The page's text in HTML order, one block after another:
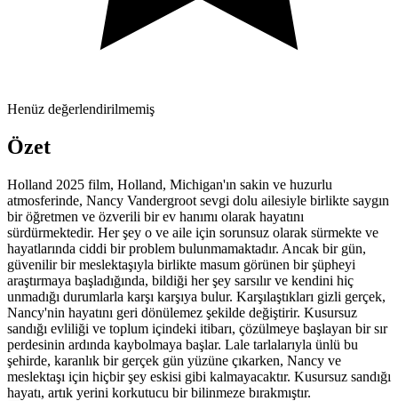
Henüz değerlendirilmemiş
Özet
Holland 2025 film, Holland, Michigan'ın sakin ve huzurlu
atmosferinde, Nancy Vandergroot sevgi dolu ailesiyle birlikte saygın
bir öğretmen ve özverili bir ev hanımı olarak hayatını
sürdürmektedir. Her şey o ve aile için sorunsuz olarak sürmekte ve
hayatlarında ciddi bir problem bulunmamaktadır. Ancak bir gün,
güvenilir bir meslektaşıyla birlikte masum görünen bir şüpheyi
araştırmaya başladığında, bildiği her şey sarsılır ve kendini hiç
unmadığı durumlarla karşı karşıya bulur. Karşılaştıkları gizli gerçek,
Nancy'nin hayatını geri dönülemez şekilde değiştirir. Kusursuz
sandığı evliliği ve toplum içindeki itibarı, çözülmeye başlayan bir sır
perdesinin ardında kaybolmaya başlar. Lale tarlalarıyla ünlü bu
şehirde, karanlık bir gerçek gün yüzüne çıkarken, Nancy ve
meslektaşı için hiçbir şey eskisi gibi kalmayacaktır. Kusursuz sandığı
hayatı, artık yerini korkutucu bir bilinmeze bırakmıştır.